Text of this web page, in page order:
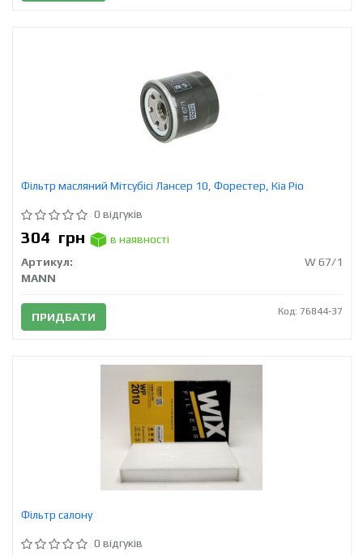
Фільтр масляний Мітсубісі Лансер 10, Форестер, Кіа Ріо
0 відгуків
304 грн
в наявності
Артикул:
W 67/1
MANN
ПРИДБАТИ Код: 76844-37
Фільтр салону
0 відгуків